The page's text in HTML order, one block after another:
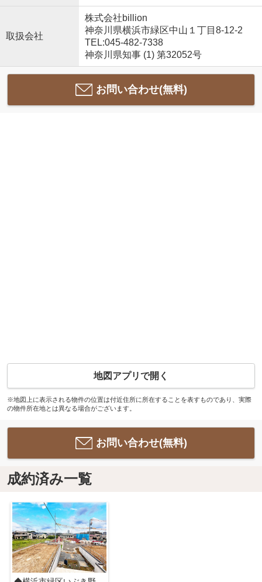
取扱会社
株式会社billion
神奈川県横浜市緑区中山１丁目8-12-2
TEL:045-482-7338
神奈川県知事 (1) 第32052号
お問い合わせ(無料)
地図アプリで開く
※地図上に表示される物件の位置は付近住所に所在することを表すものであり、実際
の物件所在地とは異なる場合がございます。
お問い合わせ(無料)
成約済み一覧